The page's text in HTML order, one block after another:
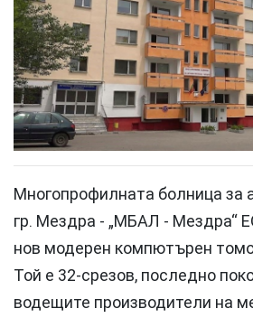
Многопрофилната болница за
гр. Мездра - „МБАЛ - Мездра“
нов модерен компютърен
Той е 32-срезов, последно
водещите производители на